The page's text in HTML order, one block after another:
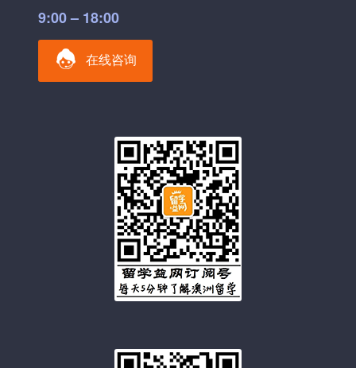
9:00 – 18:00
在线咨询